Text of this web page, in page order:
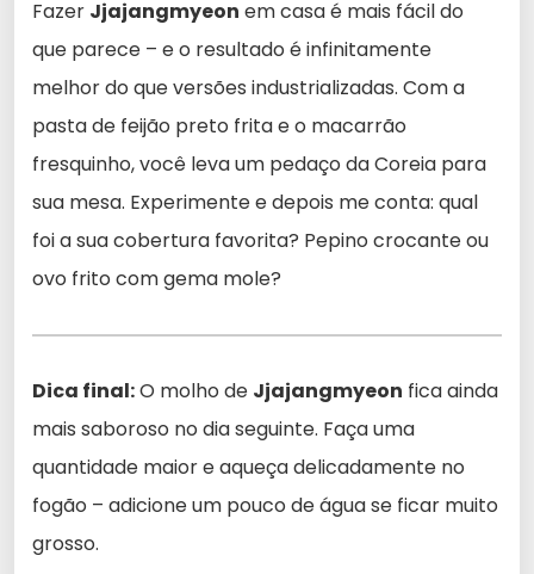
Fazer Jjajangmyeon em casa é mais fácil do
que parece – e o resultado é infinitamente
melhor do que versões industrializadas. Com a
pasta de feijão preto frita e o macarrão
fresquinho, você leva um pedaço da Coreia para
sua mesa. Experimente e depois me conta: qual
foi a sua cobertura favorita? Pepino crocante ou
ovo frito com gema mole?
Dica final:O molho de Jjajangmyeon fica ainda
mais saboroso no dia seguinte. Faça uma
quantidade maior e aqueça delicadamente no
fogão – adicione um pouco de água se ficar muito
grosso.